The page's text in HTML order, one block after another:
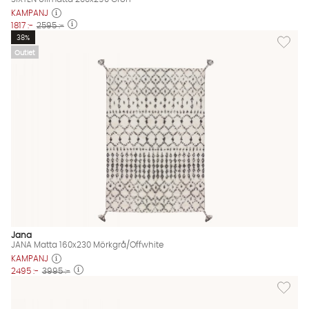
KAMPANJ
1817 :- 2595 :-
Outlet
Lägg
38%
Jana
JANA Matta 160x230 Mörkgrå/Offwhite
KAMPANJ
2495 :- 3995 :-
Lägg